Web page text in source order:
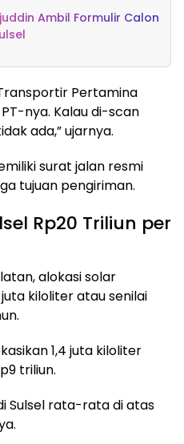
Ambil Formulir Calon
Pertamina
nya. Kalau di-scan
ada,” ujarnya.
surat jalan resmi
tujuan pengiriman.
Rp20 Triliun per
alokasi solar
kiloliter atau senilai
1,4 juta kiloliter
triliun.
Sulsel rata-rata di atas